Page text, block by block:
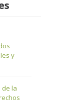
y
de la